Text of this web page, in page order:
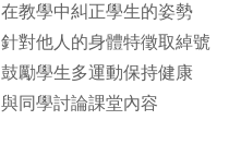
在教學中糾正學生的姿勢
針對他人的身體特徵取綽號
鼓勵學生多運動保持健康
與同學討論課堂內容